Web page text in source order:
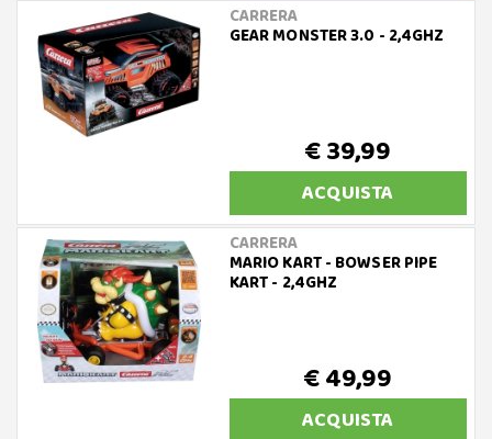
CARRERA
GEAR MONSTER 3.0 - 2,4GHZ
€ 39,99
ACQUISTA
CARRERA
MARIO KART - BOWSER PIPE
KART - 2,4GHZ
€ 49,99
ACQUISTA